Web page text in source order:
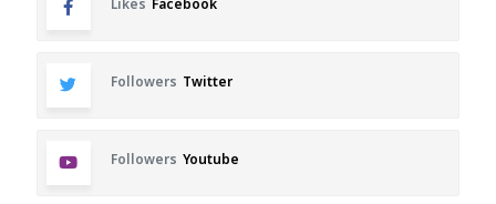
Likes Facebook
Followers Twitter
Followers Youtube